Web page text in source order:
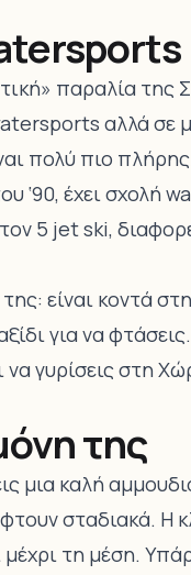
παραλία της
αλλά σε
πολύ πιο
‘90, έχει σχολή
5 jet ski,
είναι κοντά
για να
γυρίσεις στη
της
μια καλή
σταδιακά. Η
τη μέση.